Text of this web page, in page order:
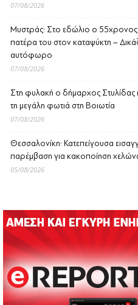
07/08/2026
Μυστράς: Στο εδώλιο ο 55χρονος
πατέρα του στον καταψύκτη –
αυτόφωρο
07/08/2026
Στη φυλακή ο δήμαρχος Στυλίδας
τη μεγάλη φωτιά στη Βοιωτία
07/08/2026
Θεσσαλονίκη: Κατεπείγουσα
παρέμβαση για κακοποίηση
05/08/2026